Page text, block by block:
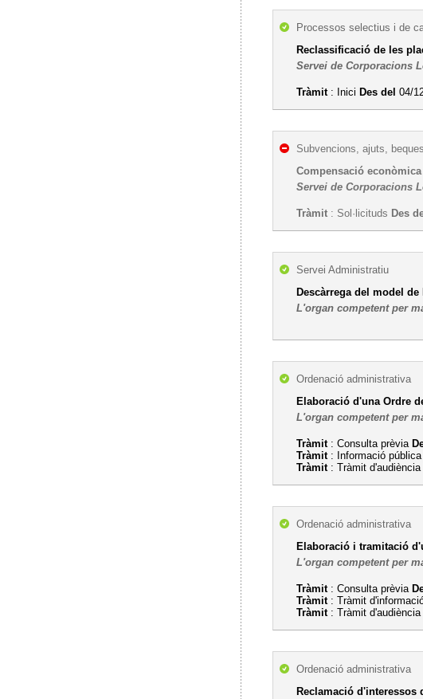
Processos selectius i de
Reclassificació de les
Servei de Corporacions
Tràmit: Inici Des del 04/
Subvencions, ajuts,
Compensació
Servei de Corporacions
Tràmit : Sol·licituds Des
Servei Administratiu
Descàrrega del model
L'organ competent per
Ordenació administrativa
Elaboració d'una Ordre
L'organ competent per
Tràmit: Consulta prèvia
Tràmit: Informació pública
Tràmit: Tràmit d'audiència
Ordenació administrativa
Elaboració i tramitació
L'organ competent per
Tràmit: Consulta prèvia
Tràmit: Tràmit
Tràmit: Tràmit d'audiència
Ordenació administrativa
Reclamació d'interessos